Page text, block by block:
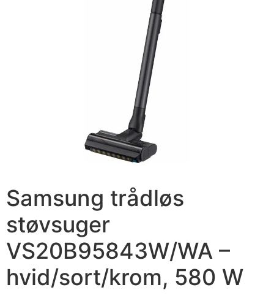
Samsung trådløs
støvsuger
VS20B95843W/WA –
hvid/sort/krom, 580 W